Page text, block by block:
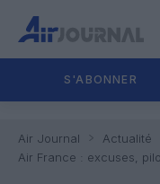
S'ABONNER
Air Journal
Actualité
Air France : excuses,